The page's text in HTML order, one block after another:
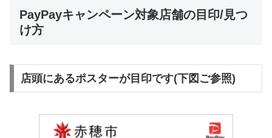
PayPayキャンペーン対象店舗の目印/見つ
け方
店頭にあるポスターが目印です(下図ご参照)